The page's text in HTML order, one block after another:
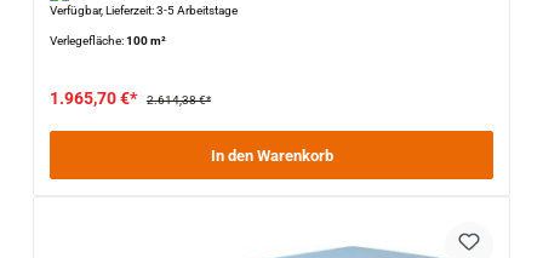
Verfügbar, Lieferzeit: 3-5 Arbeitstage
Verlegefläche:100 m²
1.965,70 €* 2.614,38 €*
In den Warenkorb